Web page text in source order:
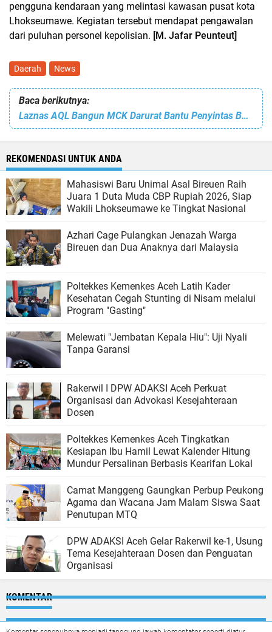
pengguna kendaraan yang melintasi kawasan pusat kota
Lhokseumawe. Kegiatan tersebut mendapat pengawalan
dari puluhan personel kepolisian. [M. Jafar Peunteut]
Daerah News
Baca berikutnya:
Laznas AQL Bangun MCK Darurat Bantu Penyintas Bencana Cianjur
REKOMENDASI UNTUK ANDA
Mahasiswi Baru Unimal Asal Bireuen Raih
Juara 1 Duta Muda CBP Rupiah 2026, Siap
Wakili Lhokseumawe ke Tingkat Nasional
Azhari Cage Pulangkan Jenazah Warga
Bireuen dan Dua Anaknya dari Malaysia
Poltekkes Kemenkes Aceh Latih Kader
Kesehatan Cegah Stunting di Nisam melalui
Program "Gasting"
Melewati "Jembatan Kepala Hiu": Uji Nyali
Tanpa Garansi
Rakerwil I DPW ADAKSI Aceh Perkuat
Organisasi dan Advokasi Kesejahteraan
Dosen
Poltekkes Kemenkes Aceh Tingkatkan
Kesiapan Ibu Hamil Lewat Kalender Hitung
Mundur Persalinan Berbasis Kearifan Lokal
Camat Manggeng Gaungkan Perbup Peukong
Agama dan Wacana Jam Malam Siswa Saat
Penutupan MTQ
DPW ADAKSI Aceh Gelar Rakerwil ke-1, Usung
Tema Kesejahteraan Dosen dan Penguatan
Organisasi
KOMENTAR